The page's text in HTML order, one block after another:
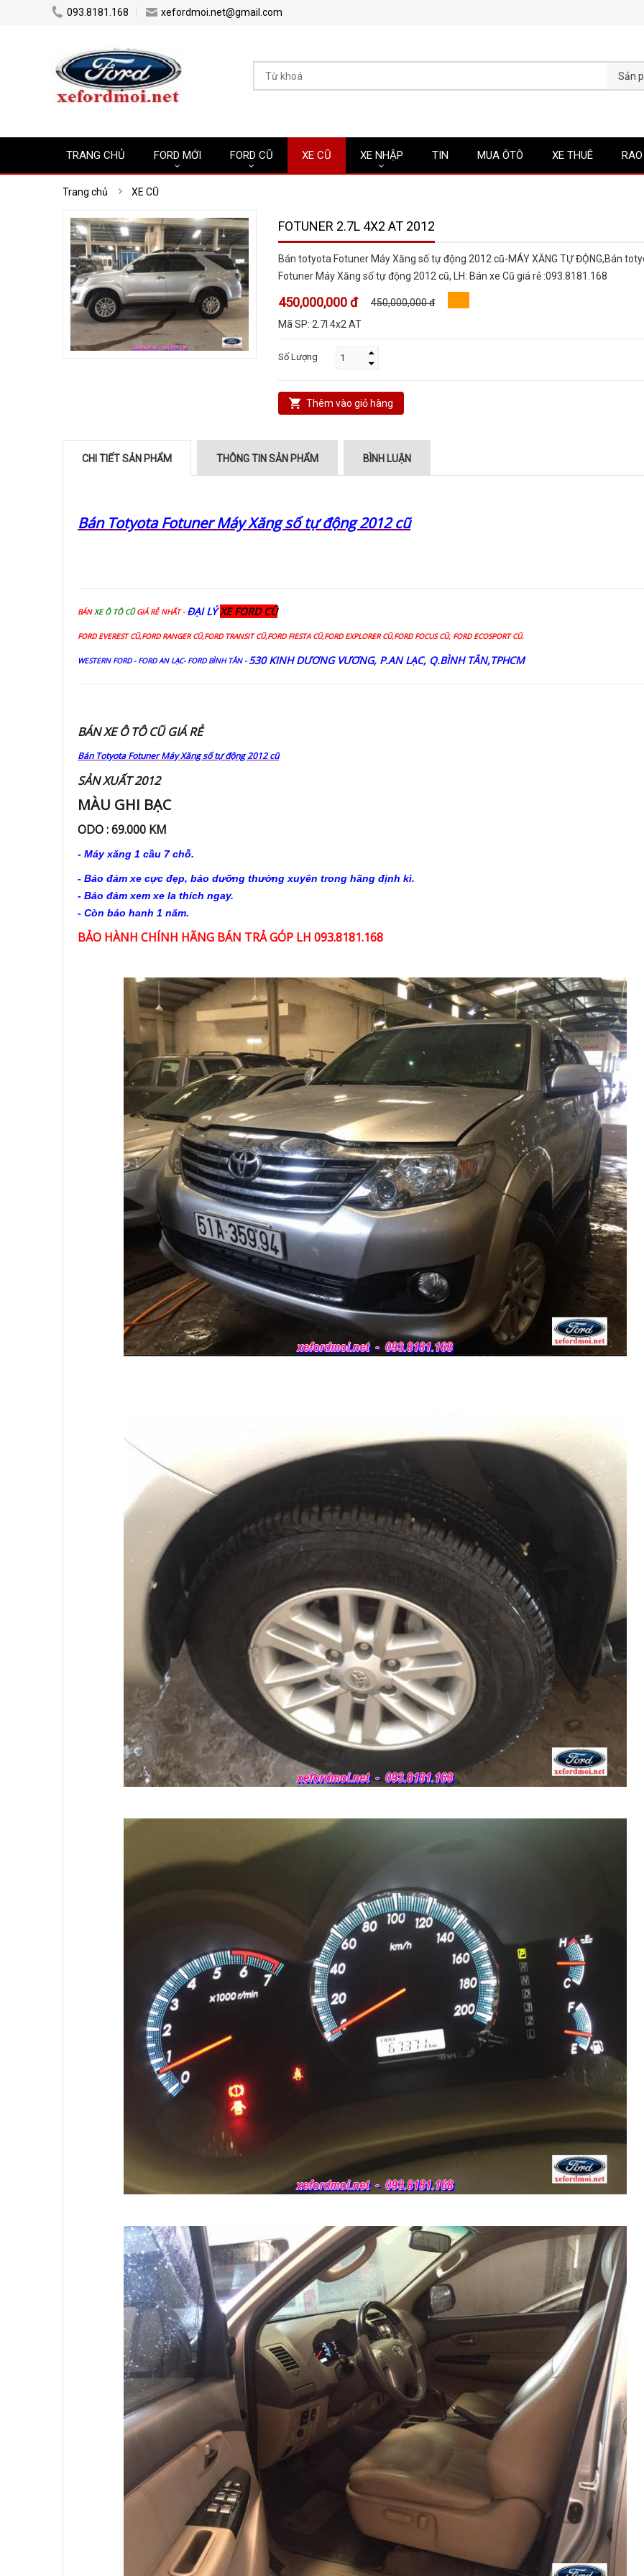
093.8181.168 xefordmoi.net@gmail.com
TRANG CHỦ FORD MỚI FORD CŨ XE CŨ XE NHẬP TIN MUA ÔTÔ XE THUÊ
Trang chủ XE CŨ
FOTUNER 2.7L 4X2 AT 2012
Bán totyota Fotuner Máy Xăng số tự động 2012 cũ-MÁY XĂNG TỰ ĐỘNG,Bán
Fotuner Máy Xăng số tự động 2012 cũ, LH: Bán xe Cũ giá rẻ :093.8181.168
450,000,000 đ
450,000,000 đ
Mã SP: 2.7l 4x2 AT
Số Lượng
Thêm vào giỏ hàng
CHI TIẾT SẢN PHẨM THÔNG TIN SẢN PHẨM BÌNH LUẬN
Bán Totyota Fotuner Máy Xăng số tự động 2012 cũ
BÁN XE Ô TÔ CŨGIÁ RẺ NHẤT - ĐẠI LÝXE FORD CŨ
FORD EVEREST CŨ,FORD RANGER CŨ,FORD TRANSIT CŨ,FORD FIESTA CŨ,FORD EXPLORER CŨ,FORD FOCUS CŨ, FORD ECOSPORT CŨ.
WESTERN FORD - FORD AN LẠC- FORD BÌNH TÂN - 530 KINH DƯƠNG VƯƠNG, P.AN LẠC, Q.BÌNH TÂN,TPHCM
BÁN XE Ô TÔ CŨ GIÁ RẺ
Bán Totyota Fotuner Máy Xăng số tự động 2012 cũ
SẢN XUẤT 2012
MÀU GHI BẠC
ODO : 69.000 KM
- Máy xăng 1 cầu 7 chỗ.
- Bảo đảm xe cực đẹp, bảo dưỡng thường xuyên trong hãng định kì.
- Bảo đảm xem xe la thích ngay.
- Còn bảo hanh 1 năm.
BẢO HÀNH CHÍNH HÃNG BÁN TRẢ GÓP LH 093.8181.168